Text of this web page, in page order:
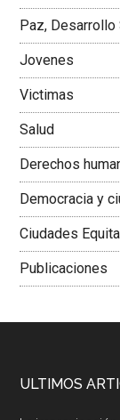
Paz,
Jovenes
Victimas
Salud
Derechos
Democracia y
Ciudades
Publicaciones
ULTIMOS